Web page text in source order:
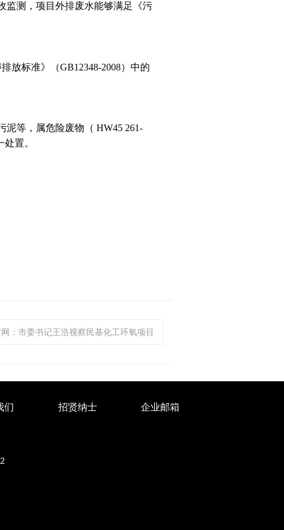
监测，项目外排废水能够满足《污
放标准》（GB12348-2008）中的
等，属危险废物（ HW45 261-
置。
：市委书记王浩视察民基化工环氧项目
们 招贤纳士 企业邮箱